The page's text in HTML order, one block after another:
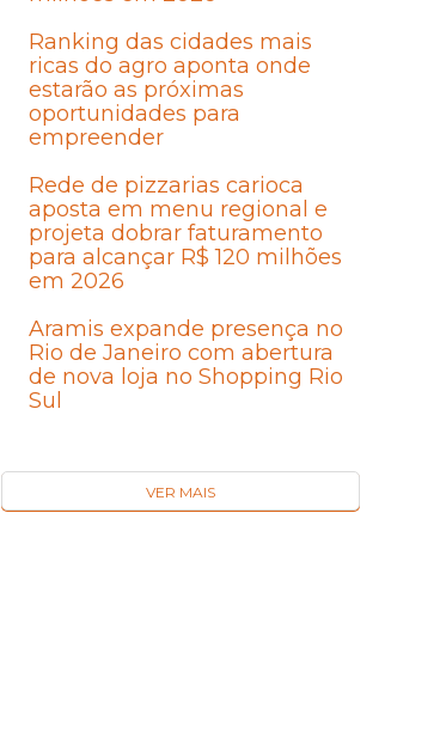
Ranking das cidades mais
ricas do agro aponta onde
estarão as próximas
oportunidades para
empreender
Rede de pizzarias carioca
aposta em menu regional e
projeta dobrar faturamento
para alcançar R$ 120 milhões
em 2026
Aramis expande presença no
Rio de Janeiro com abertura
de nova loja no Shopping Rio
Sul
VER MAIS